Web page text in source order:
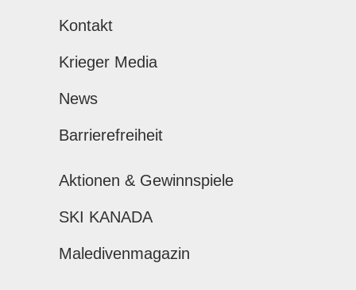
Kontakt
Krieger Media
News
Barrierefreiheit
Aktionen & Gewinnspiele
SKI KANADA
Maledivenmagazin